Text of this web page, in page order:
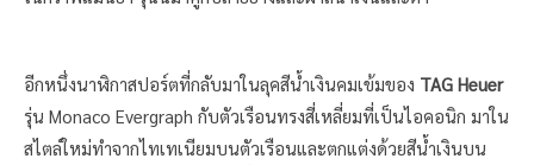
อีกหนึ่งนาฬิกาสปอร์ตที่กลับมาในลุคสีน้ำเงินคมเข้มของ TAG Heuer
รุ่น Monaco Evergraph กับตัวเรือนทรงสี่เหลี่ยมที่เป็นไอคอนิก มาใน
สไตล์ใหม่ทำจากไทเทเนียมบนตัวเรือนและตกแต่งด้วยสีน้ำเงินบน